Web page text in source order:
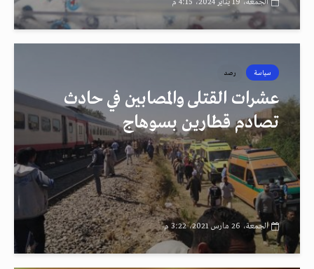
الجمعة، 19 يناير 2024، 4:15 م
سياسة رصد
عشرات القتلى والمصابين في حادث
تصادم قطارين بسوهاج
الجمعة، 26 مارس 2021، 3:22 م